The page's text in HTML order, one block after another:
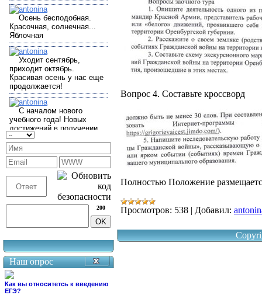
200
Наш опрос
Как вы относитетсь к введению
ЕГЭ?
Вопрос 4. Составьте кроссворд
Полностью Положение
Просмотров: 538 | Добавил: